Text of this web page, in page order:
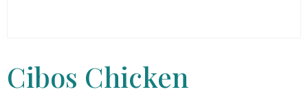
Cibos Chicken